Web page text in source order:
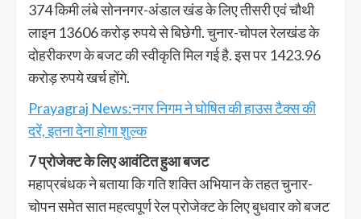
374 किमी लंबे सोननगर-अंडाल खंड के लिए तीसरी एवं चौथी
लाइन 13606 करोड़ रुपये से बिछेगी. चुनार-चोपल रेलखंड के
दोहरीकरण के बजट की स्वीकृति मिल गई है. इस पर 1423.96
करोड़ रुपये खर्च होंगे.
Prayagraj News:नगर निगम ने घोषित की हाउस टैक्स की
दरें, इतना देना होगा शुल्क
7 प्रोजेक्ट के लिए आवंटित हुआ बजट
महाप्रबंधक ने बताया कि गति शक्ति अभियान के तहत चुनार-
चोपन समेत सात महत्वपूर्ण रेल प्रोजेक्ट के लिए बुधवार को बजट